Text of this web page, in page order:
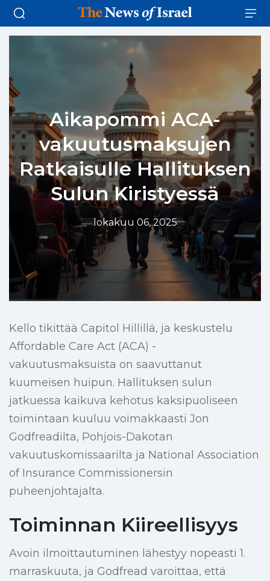
Aikapommi ACA-
vakuutusmaksujen
Ratkaisulle Hallituksen
Sulun Kiristyessä
lokakuu 06, 2025
Kello tikittää Capitol Hillillä, ja keskustelu
Affordable Care Act (ACA) -
vakuutusmaksuista on saavuttanut
kuumeisen huipun. Hallituksen sulun
jatkuessa kaikuva kehotus kaksipuoliseen
toimintaan kuuluu voimakkaasti Jon
Godfreadilta, Pohjois-Dakotan
vakuutuskomissaarilta ja National Association
of Insurance Commissionersin
puheenjohtajalta.
Toiminnan Kiireellisyys
Avoin ilmoittautuminen lähestyy nopeasti 1.
marraskuuta, ja Godfread varoittaa, että